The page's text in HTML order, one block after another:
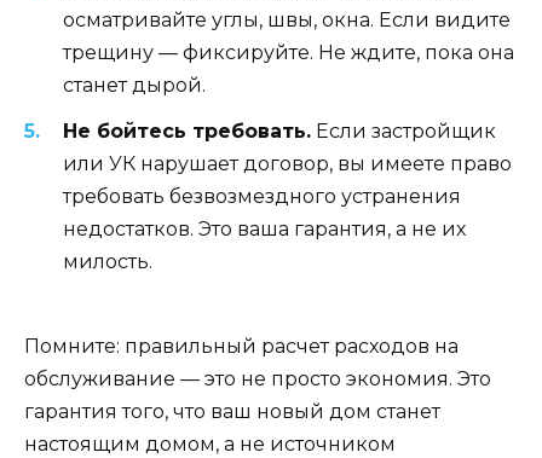
осматривайте углы, швы, окна. Если видите
трещину — фиксируйте. Не ждите, пока она
станет дырой.
Не бойтесь требовать. Если застройщик
или УК нарушает договор, вы имеете право
требовать безвозмездного устранения
недостатков. Это ваша гарантия, а не их
милость.
Помните: правильный расчет расходов на
обслуживание — это не просто экономия. Это
гарантия того, что ваш новый дом станет
настоящим домом, а не источником